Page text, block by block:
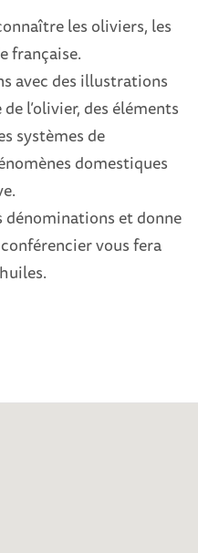
les oliviers, les
française.
avec des illustrations
l’olivier, des éléments
systèmes de
domestiques
dénominations et donne
vous fera